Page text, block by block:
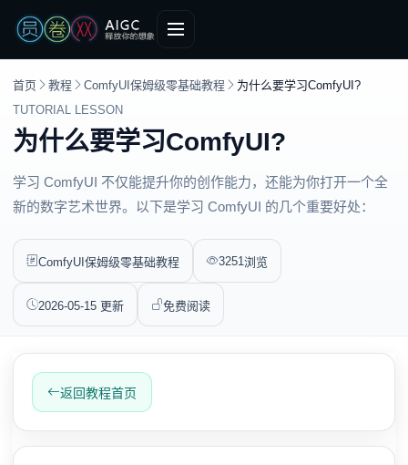
首页 教程 ComfyUI保姆级零基础教程
为什么要学习ComfyUI?
TUTORIAL LESSON
为什么要学习ComfyUI?
学习 ComfyUI 不仅能提升你的创作能力，还能为你打开一个全
新的数字艺术世界。以下是学习 ComfyUI 的几个重要好处：
ComfyUI保姆级零基础教程 3251浏览
2026-05-15 更新 免费阅读
返回教程首页